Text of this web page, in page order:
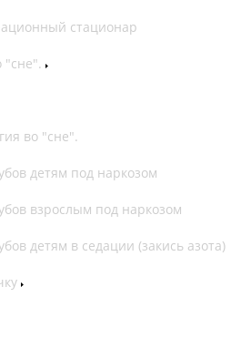
стационар
"сне".
во "сне".
детям под наркозом
взрослым под наркозом
детям в седации (закись азота)